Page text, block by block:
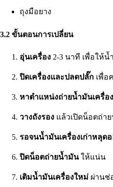
ถุงมือยาง
3.2 ขั้นตอนการเปลี่ยน
อุ่นเครื่อง 2-3 นาที เพื่อให้น้
ปิดเครื่องและปลดปลั๊ก เพื่อ
หาตำแหน่งถ่ายน้ำมันเครื่อง
วางถังรอง แล้วเปิดน็อตถ่า
รอจนน้ำมันเครื่องเก่าหลุด
ปิดน็อตถ่ายน้ำมันให้แน่น
เติมน้ำมันเครื่องใหม่ ผ่านช่